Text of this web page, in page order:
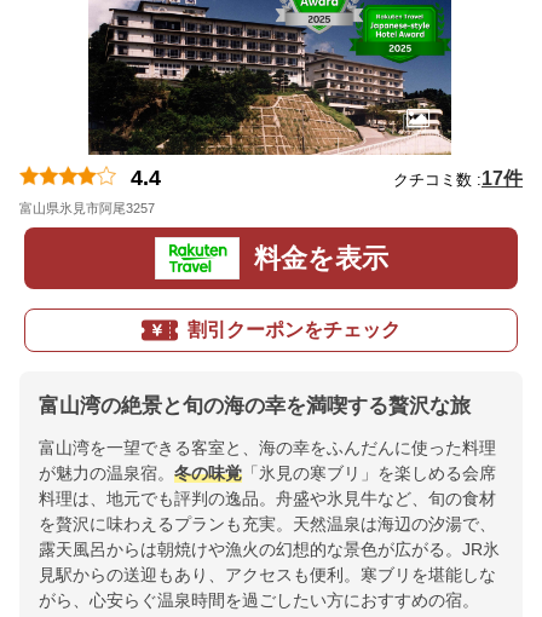
4.4 クチコミ数 :17件
富山県氷見市阿尾3257
料金を表示
割引クーポンをチェック
富山湾の絶景と旬の海の幸を満喫する贅沢な旅
富山湾を一望できる客室と、海の幸をふんだんに使った料理
が魅力の温泉宿。 冬の味覚 「氷見の寒ブリ」を楽しめる会席
料理は、地元でも評判の逸品。舟盛や氷見牛など、旬の食材
を贅沢に味わえるプランも充実。天然温泉は海辺の汐湯で、
露天風呂からは朝焼けや漁火の幻想的な景色が広がる。JR氷
見駅からの送迎もあり、アクセスも便利。寒ブリを堪能しな
がら、心安らぐ温泉時間を過ごしたい方におすすめの宿。